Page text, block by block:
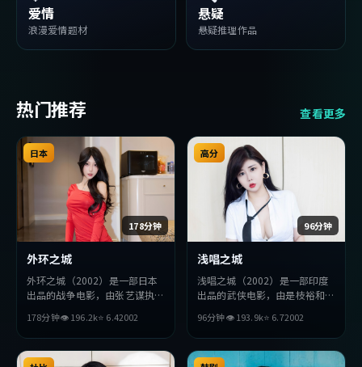
爱情
浪漫爱情题材
悬疑
悬疑推理作品
热门推荐 查看更多
178分钟
日本
外环之城
外环之城（2002）是一部日本
出品的战争电影，由张艺谋执
演。影片在叙事与视听上力求突
破，探讨人性与抉择，节奏张弛
有度，适合喜欢该类型的观众完
178分钟👁196.2k⭐ 6.42002
96分钟
高分
浅唱之城
浅唱之城（2002）是一部印度
出品的武侠电影，由是枝裕和执
美等主演。影片在叙事与视听上
力求突破，探讨人性与抉择，节
奏张弛有度，适合喜欢该类型的
96分钟👁193.9k⭐ 6.72002